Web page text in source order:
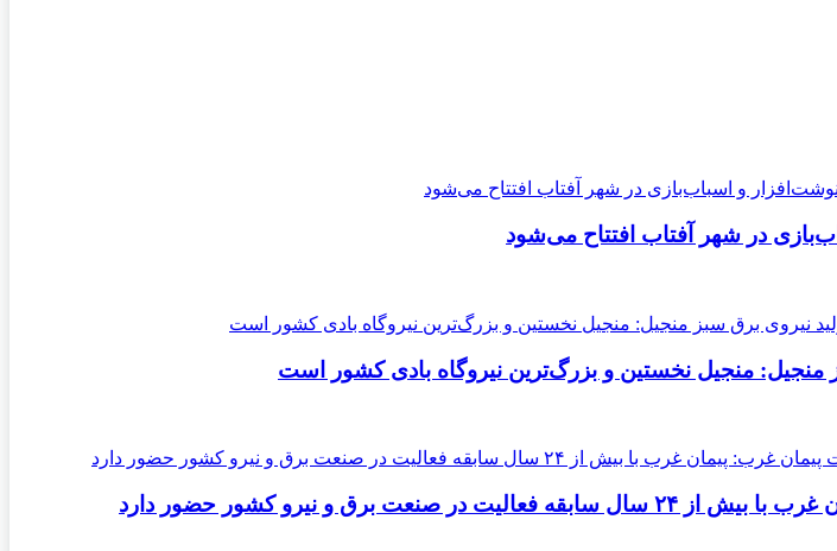
در شهر آفتاب افتتاح می‌شود
منجیل نخستین و بزرگ‌ترین نیروگاه بادی کشور است
و نیرو کشور حضور دارد